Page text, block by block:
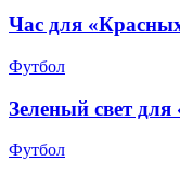
Час для
Футбол
Зеленый свет для
Футбол